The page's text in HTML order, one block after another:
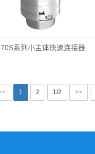
系列小主体快速连接器
1 2 1/2 >>